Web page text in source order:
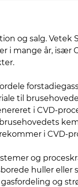
og salg. Vetek
i mange år, især
til
i CVD-
i CVD-
og
huller eller
og